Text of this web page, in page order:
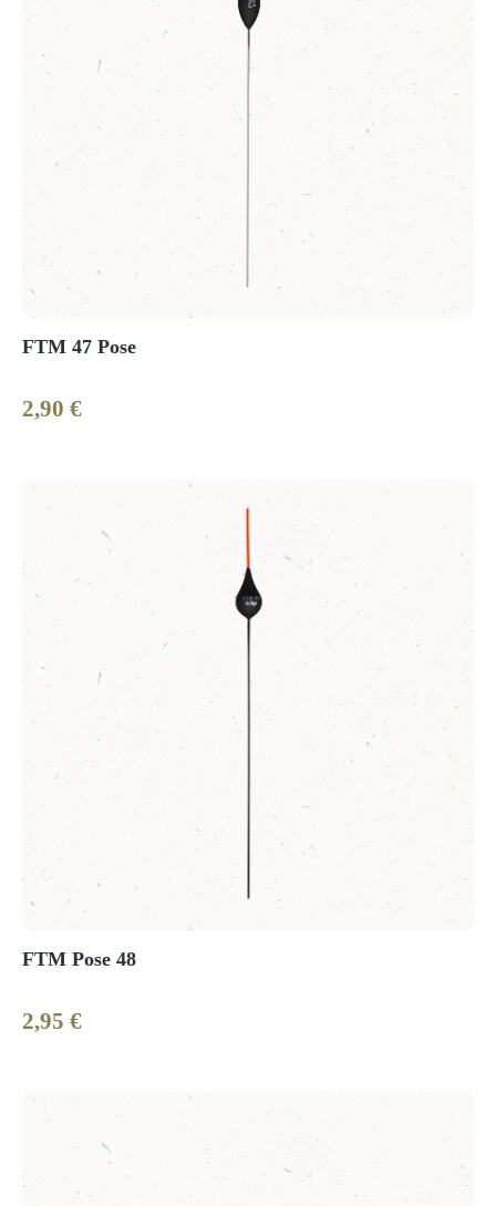
FTM 47 Pose
Regulärer Preis:
2,90 €
FTM Pose 48
Regulärer Preis:
2,95 €